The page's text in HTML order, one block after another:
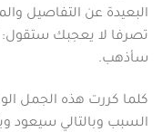
البعيدة عن التفاصيل
تصرفا لا يعجبك ستقول:
سأذهب.
كلما كررت هذه الجمل
السبب وبالتالي سيعود